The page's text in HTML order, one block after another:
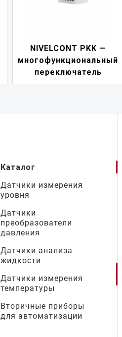
NIVELCONT PGK —
барьер искрозащиты
Каталог
Датчики измерения
уровня
Датчики
преобразователи
давления
Датчики анализа
жидкости
Датчики измерения
температуры
Вторичные приборы
для автоматизации